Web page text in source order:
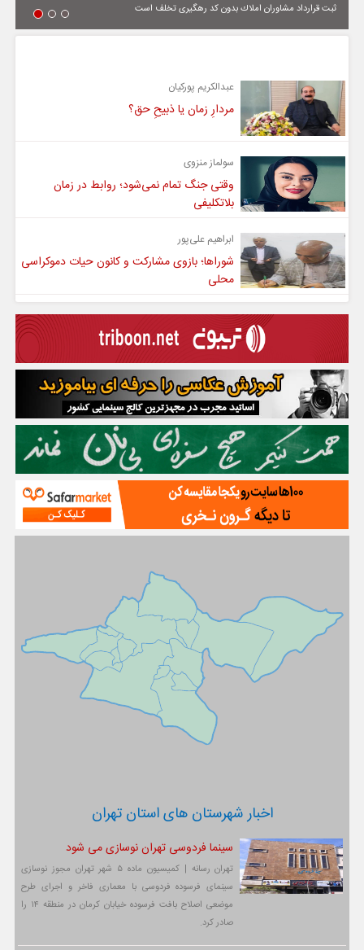
ثبت قرارداد مشاوران املاك بدون كد رهگیری تخلف است
عبدالکریم پورکیان
مردارِ زمان یا ذبیحِ حق؟
سولماز منزوی
وقتی جنگ تمام نمی‌شود؛ روابط در زمان
بلاتکلیفی
ابراهیم علی‌پور
شوراها؛ بازوی مشارکت و کانون حیات دموکراسی
محلی
اخبار شهرستان های استان تهران
سینما فردوسی تهران نوسازی می شود
تهران رسانه | کمیسیون ماده ۵ شهر تهران مجوز نوسازی
سینمای فرسوده فردوسی با معماری فاخر و اجرای طرح
موضعی اصلاح بافت فرسوده خیابان کرمان در منطقه ۱۴ را
صادر کرد.